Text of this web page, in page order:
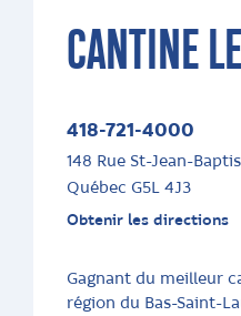
CANTINE
418-721-4000
148 Rue St-Jean-
Québec G5L 4J3
Obtenir les directions
Gagnant du meilleur
région du Bas-Saint-